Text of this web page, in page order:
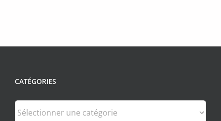
CATÉGORIES
Catégories